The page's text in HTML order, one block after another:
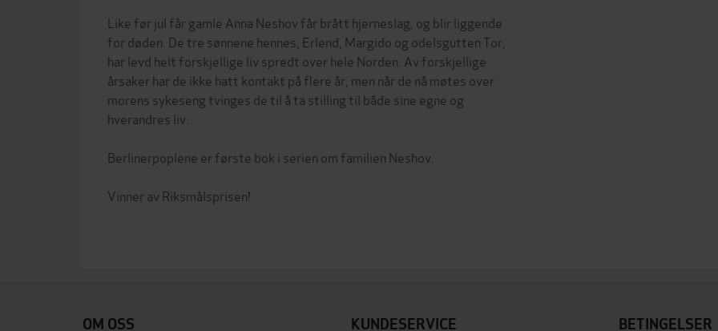
Like før jul får gamle Anna Neshov får brått hjerneslag, og blir liggende
for døden. De tre sønnene hennes, Erlend, Margido og odelsgutten Tor,
har levd helt forskjellige liv spredt over hele Norden. Av forskjellige
årsaker har de ikke hatt kontakt på flere år, men når de nå møtes over
morens sykeseng tvinges de til å ta stilling til både sine egne og
hverandres liv.
Berlinerpoplene er første bok i serien om familien Neshov.
Vinner av Riksmålsprisen!
OM OSS KUNDESERVICE BETINGELSER